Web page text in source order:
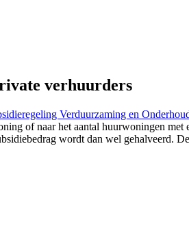
verhuurders
Verduurzaming en
of naar het aantal huurwoningen
wordt dan wel gehalveerd.